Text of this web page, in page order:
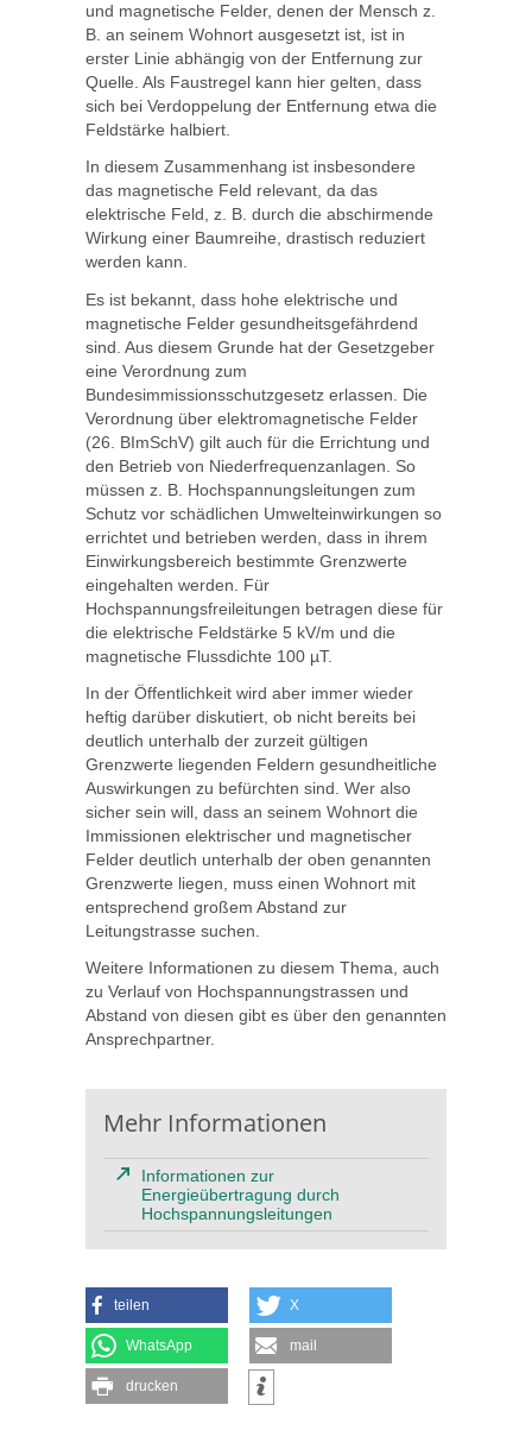
und magnetische Felder, denen der Mensch z.
B. an seinem Wohnort ausgesetzt ist, ist in
erster Linie abhängig von der Entfernung zur
Quelle. Als Faustregel kann hier gelten, dass
sich bei Verdoppelung der Entfernung etwa die
Feldstärke halbiert.
In diesem Zusammenhang ist insbesondere
das magnetische Feld relevant, da das
elektrische Feld, z. B. durch die abschirmende
Wirkung einer Baumreihe, drastisch reduziert
werden kann.
Es ist bekannt, dass hohe elektrische und
magnetische Felder gesundheitsgefährdend
sind. Aus diesem Grunde hat der Gesetzgeber
eine Verordnung zum
Bundesimmissionsschutzgesetz erlassen. Die
Verordnung über elektromagnetische Felder
(26. BImSchV) gilt auch für die Errichtung und
den Betrieb von Niederfrequenzanlagen. So
müssen z. B. Hochspannungsleitungen zum
Schutz vor schädlichen Umwelteinwirkungen so
errichtet und betrieben werden, dass in ihrem
Einwirkungsbereich bestimmte Grenzwerte
eingehalten werden. Für
Hochspannungsfreileitungen betragen diese für
die elektrische Feldstärke 5 kV/m und die
magnetische Flussdichte 100 µT.
In der Öffentlichkeit wird aber immer wieder
heftig darüber diskutiert, ob nicht bereits bei
deutlich unterhalb der zurzeit gültigen
Grenzwerte liegenden Feldern gesundheitliche
Auswirkungen zu befürchten sind. Wer also
sicher sein will, dass an seinem Wohnort die
Immissionen elektrischer und magnetischer
Felder deutlich unterhalb der oben genannten
Grenzwerte liegen, muss einen Wohnort mit
entsprechend großem Abstand zur
Leitungstrasse suchen.
Weitere Informationen zu diesem Thema, auch
zu Verlauf von Hochspannungstrassen und
Abstand von diesen gibt es über den genannten
Ansprechpartner.
Mehr Informationen
Informationen zur
Energieübertragung durch
Hochspannungsleitungen
teilen X
WhatsApp mail
drucken